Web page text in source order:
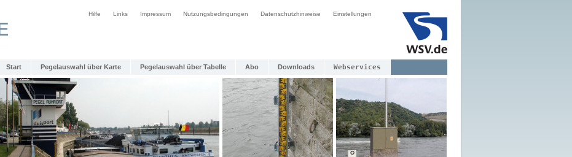
Hilfe Links Impressum Nutzungsbedingungen Datenschutzhinweise Einstellungen
Start Pegelauswahl über Karte Pegelauswahl über Tabelle Abo Downloads Webservices